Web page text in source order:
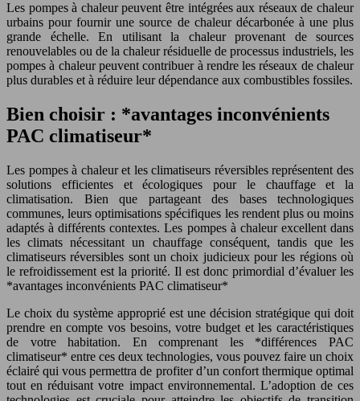
Les pompes à chaleur peuvent être intégrées aux réseaux de chaleur
urbains pour fournir une source de chaleur décarbonée à une plus
grande échelle. En utilisant la chaleur provenant de sources
renouvelables ou de la chaleur résiduelle de processus industriels, les
pompes à chaleur peuvent contribuer à rendre les réseaux de chaleur
plus durables et à réduire leur dépendance aux combustibles fossiles.
Bien choisir : *avantages inconvénients
PAC climatiseur*
Les pompes à chaleur et les climatiseurs réversibles représentent des
solutions efficientes et écologiques pour le chauffage et la
climatisation. Bien que partageant des bases technologiques
communes, leurs optimisations spécifiques les rendent plus ou moins
adaptés à différents contextes. Les pompes à chaleur excellent dans
les climats nécessitant un chauffage conséquent, tandis que les
climatiseurs réversibles sont un choix judicieux pour les régions où
le refroidissement est la priorité. Il est donc primordial d’évaluer les
*avantages inconvénients PAC climatiseur*
Le choix du système approprié est une décision stratégique qui doit
prendre en compte vos besoins, votre budget et les caractéristiques
de votre habitation. En comprenant les *différences PAC
climatiseur* entre ces deux technologies, vous pouvez faire un choix
éclairé qui vous permettra de profiter d’un confort thermique optimal
tout en réduisant votre impact environnemental. L’adoption de ces